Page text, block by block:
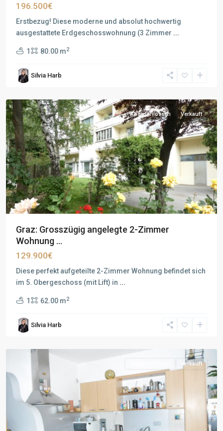
196.500€
Erstbezug! Diese moderne und absolut hochwertig
ausgestattete Erdgeschosswohnung (3 Zimmer ...
1 80.00 m2
Silvia Harb
Abgeschlossen Verkauft
Graz: Grosszügig angelegte 2-Zimmer
Wohnung ...
129.900€
Diese perfekt aufgeteilte 2-Zimmer Wohnung befindet sich
im 5. Obergeschoss (mit Lift) in ...
1 62.00 m2
Silvia Harb
Verkauft